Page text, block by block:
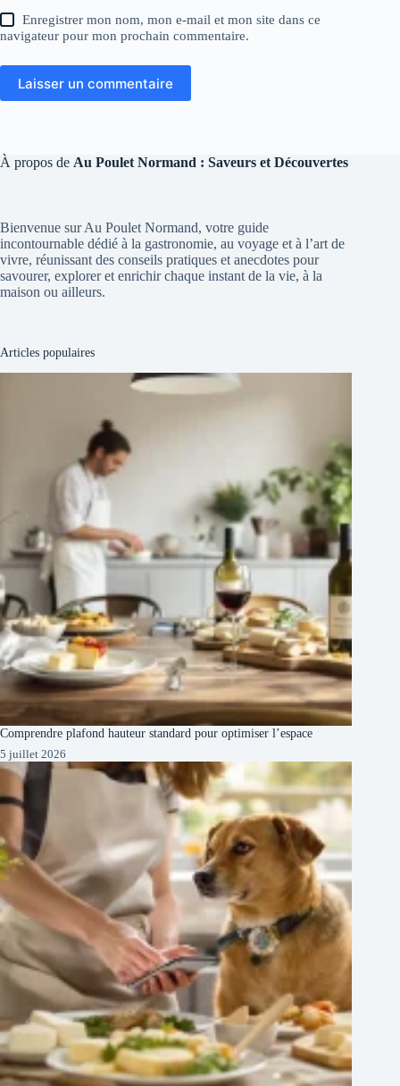
Enregistrer mon nom, mon e-mail et mon site dans ce
navigateur pour mon prochain commentaire.
Laisser un commentaire
À propos de Au Poulet Normand : Saveurs et Découvertes
Bienvenue sur Au Poulet Normand, votre guide
incontournable dédié à la gastronomie, au voyage et à l’art de
vivre, réunissant des conseils pratiques et anecdotes pour
savourer, explorer et enrichir chaque instant de la vie, à la
maison ou ailleurs.
Articles populaires
Comprendre plafond hauteur standard pour optimiser l’espace
5 juillet 2026